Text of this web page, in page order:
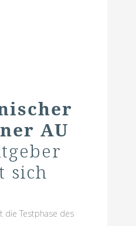
AU
sich
die Testphase des